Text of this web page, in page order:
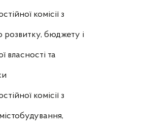
комісії з
розвитку, бюджету і
власності та
комісії з